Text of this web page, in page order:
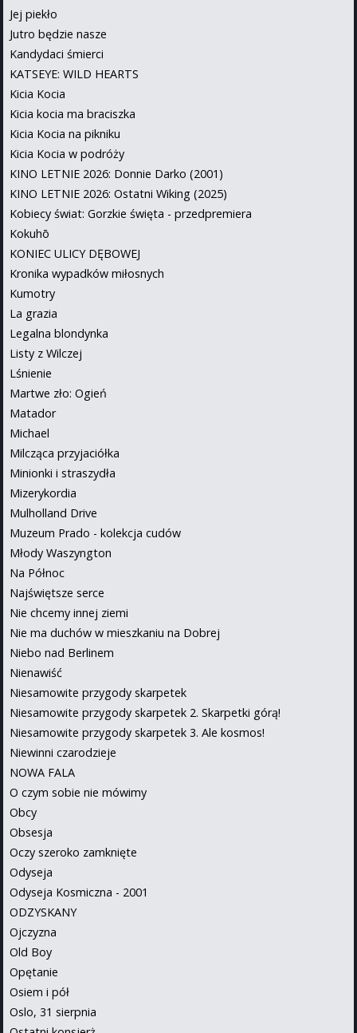
Jej piekło
Jutro będzie nasze
Kandydaci śmierci
KATSEYE: WILD HEARTS
Kicia Kocia
Kicia kocia ma braciszka
Kicia Kocia na pikniku
Kicia Kocia w podróży
KINO LETNIE 2026: Donnie Darko (2001)
KINO LETNIE 2026: Ostatni Wiking (2025)
Kobiecy świat: Gorzkie święta - przedpremiera
Kokuhō
KONIEC ULICY DĘBOWEJ
Kronika wypadków miłosnych
Kumotry
La grazia
Legalna blondynka
Listy z Wilczej
Lśnienie
Martwe zło: Ogień
Matador
Michael
Milcząca przyjaciółka
Minionki i straszydła
Mizerykordia
Mulholland Drive
Muzeum Prado - kolekcja cudów
Młody Waszyngton
Na Północ
Najświętsze serce
Nie chcemy innej ziemi
Nie ma duchów w mieszkaniu na Dobrej
Niebo nad Berlinem
Nienawiść
Niesamowite przygody skarpetek
Niesamowite przygody skarpetek 2. Skarpetki górą!
Niesamowite przygody skarpetek 3. Ale kosmos!
Niewinni czarodzieje
NOWA FALA
O czym sobie nie mówimy
Obcy
Obsesja
Oczy szeroko zamknięte
Odyseja
Odyseja Kosmiczna - 2001
ODZYSKANY
Ojczyzna
Old Boy
Opętanie
Osiem i pół
Oslo, 31 sierpnia